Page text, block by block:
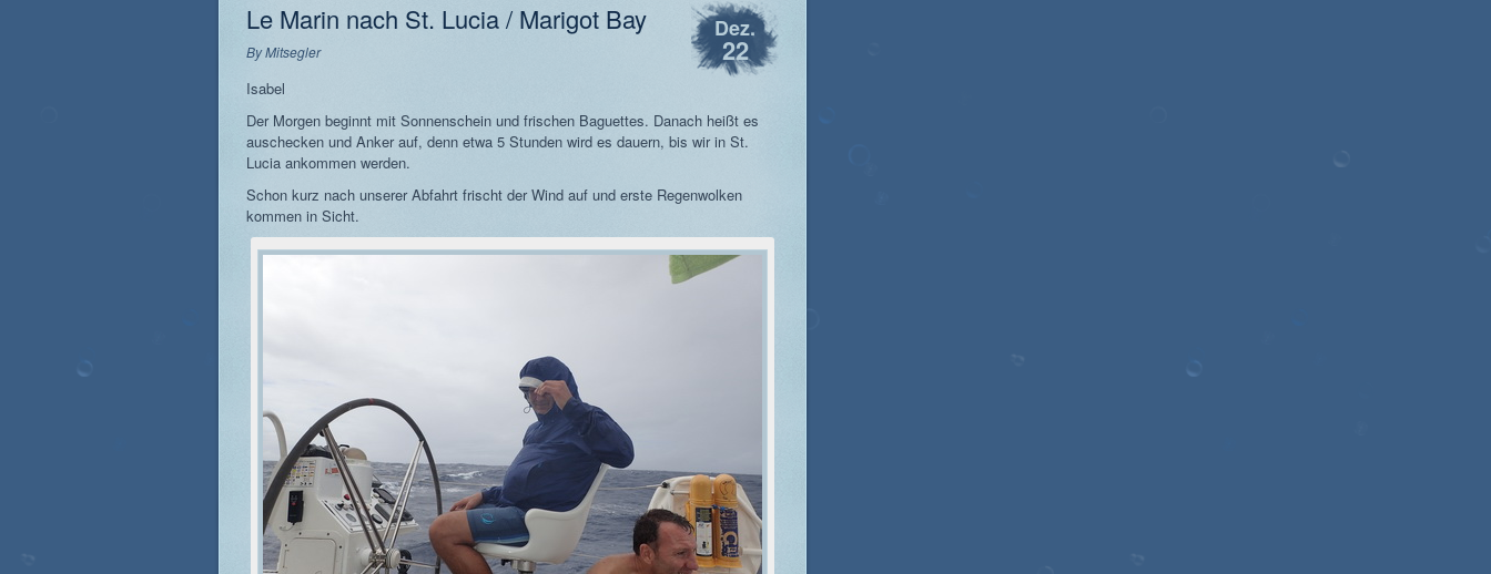
Le Marin nach St. Lucia / Marigot Bay
ByMitsegler
Dez.
22
Isabel
Der Morgen beginnt mit Sonnenschein und frischen Baguettes. Danach heißt es
auschecken und Anker auf, denn etwa 5 Stunden wird es dauern, bis wir in St.
Lucia ankommen werden.
Schon kurz nach unserer Abfahrt frischt der Wind auf und erste Regenwolken
kommen in Sicht.